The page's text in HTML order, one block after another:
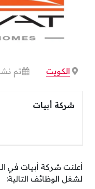
الكويت تم نشرها
شركة أبيات
أعلنت شركة أبيات في
لشغل الوظائف التالية: